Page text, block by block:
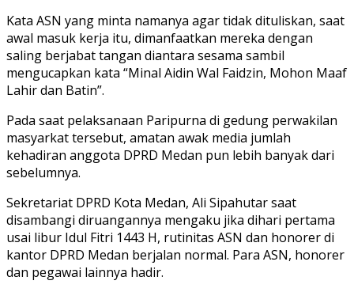
Kata ASN yang minta namanya agar tidak dituliskan, saat
awal masuk kerja itu, dimanfaatkan mereka dengan
saling berjabat tangan diantara sesama sambil
mengucapkan kata “Minal Aidin Wal Faidzin, Mohon Maaf
Lahir dan Batin”.
Pada saat pelaksanaan Paripurna di gedung perwakilan
masyarkat tersebut, amatan awak media jumlah
kehadiran anggota DPRD Medan pun lebih banyak dari
sebelumnya.
Sekretariat DPRD Kota Medan, Ali Sipahutar saat
disambangi diruangannya mengaku jika dihari pertama
usai libur Idul Fitri 1443 H, rutinitas ASN dan honorer di
kantor DPRD Medan berjalan normal. Para ASN, honorer
dan pegawai lainnya hadir.